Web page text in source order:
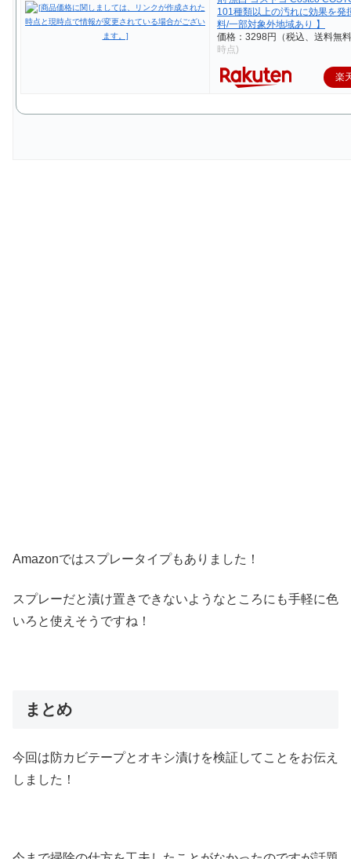
101種類以上の汚れに効果を発
料/一部対象外地域あり 】
価格：3298円（税込、送料無
時点)
楽
Amazonではスプレータイプもありました！
スプレーだと漬け置きできないようなところにも手軽に色
いろと使えそうですね！
まとめ
今回は防カビテープとオキシ漬けを検証してことをお伝え
しました！